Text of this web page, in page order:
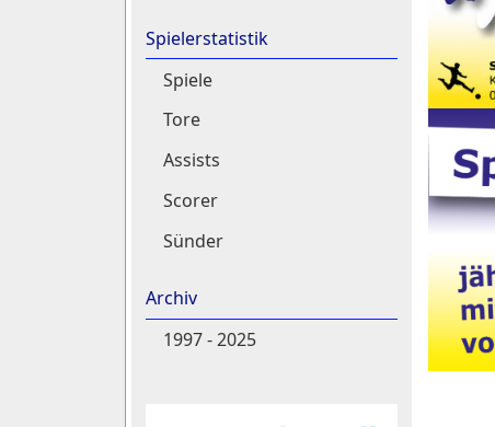
Spielerstatistik
Spiele
Tore
Assists
Scorer
Sünder
Archiv
1997 - 2025